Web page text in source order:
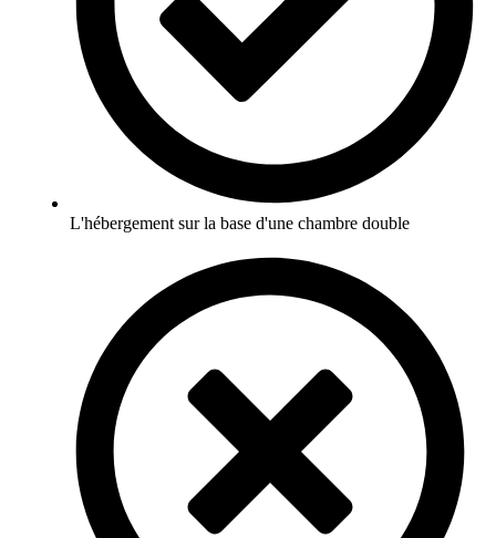
L'hébergement sur la base d'une chambre double